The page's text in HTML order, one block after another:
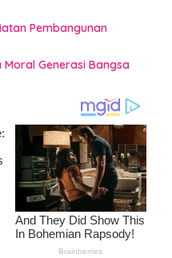
Pembangunan
Moral Generasi Bangsa